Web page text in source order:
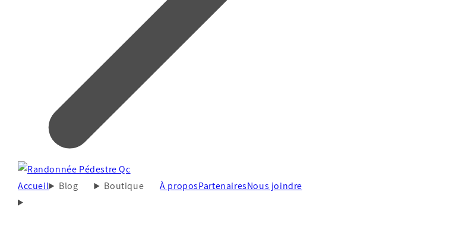
Accueil Blog Boutique À proposPartenairesNous joindre